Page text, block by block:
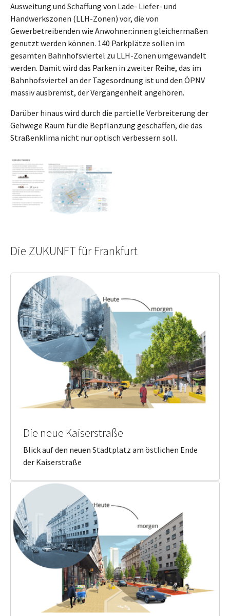
Ausweitung und Schaffung von Lade- Liefer- und
Handwerkszonen (LLH-Zonen) vor, die von
Gewerbetreibenden wie Anwohner:innen gleichermaßen
genutzt werden können. 140 Parkplätze sollen im
gesamten Bahnhofsviertel zu LLH-Zonen umgewandelt
werden. Damit wird das Parken in zweiter Reihe, das im
Bahnhofsviertel an der Tagesordnung ist und den ÖPNV
massiv ausbremst, der Vergangenheit angehören.
Darüber hinaus wird durch die partielle Verbreiterung der
Gehwege Raum für die Bepflanzung geschaffen, die das
Straßenklima nicht nur optisch verbessern soll.
Show larger version
Die ZUKUNFT für Frankfurt
Die neue Kaiserstraße
Blick auf den neuen Stadtplatz am östlichen Ende
der Kaiserstraße